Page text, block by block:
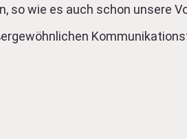
so wie es auch schon unsere